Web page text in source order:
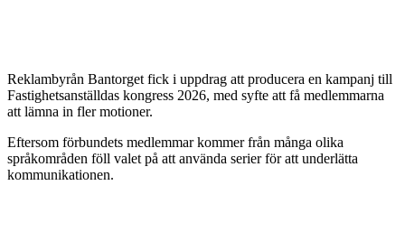
Reklambyrån Bantorget fick i uppdrag att producera en kampanj till
Fastighetsanställdas kongress 2026, med syfte att få medlemmarna
att lämna in fler motioner.
Eftersom förbundets medlemmar kommer från många olika
språkområden föll valet på att använda serier för att underlätta
kommunikationen.